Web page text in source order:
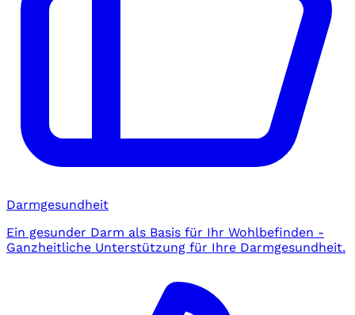
Darmgesundheit
Ein gesunder Darm als Basis für Ihr Wohlbefinden -
Ganzheitliche Unterstützung für Ihre Darmgesundheit.